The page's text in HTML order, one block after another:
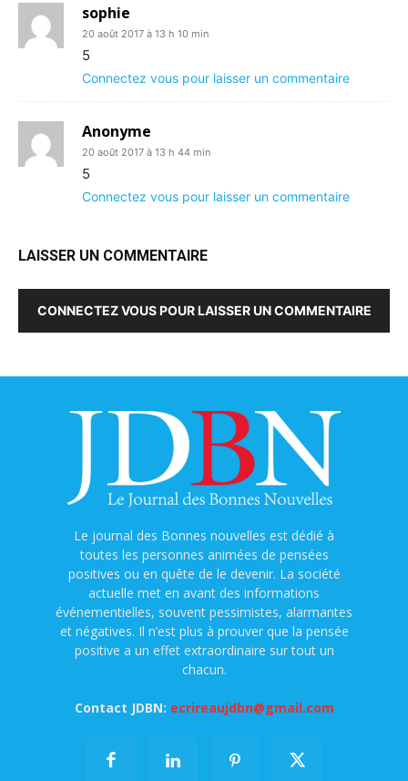
sophie
20 août 2017 à 13 h 10 min
5
Connectez vous pour laisser un commentaire
Anonyme
20 août 2017 à 13 h 44 min
5
Connectez vous pour laisser un commentaire
LAISSER UN COMMENTAIRE
CONNECTEZ VOUS POUR LAISSER UN COMMENTAIRE
Le journal des Bonnes nouvelles est dédié à
toutes les personnes animées de pensées
positives ou en quête de le devenir. La société
actuelle met en avant des informations
événementielles, souvent pessimistes, alarmantes
et négatives. Il n’est plus à prouver que la pensée
positive a un effet extraordinaire sur tout un
chacun.
Contact JDBN: ecrireaujdbn@gmail.com